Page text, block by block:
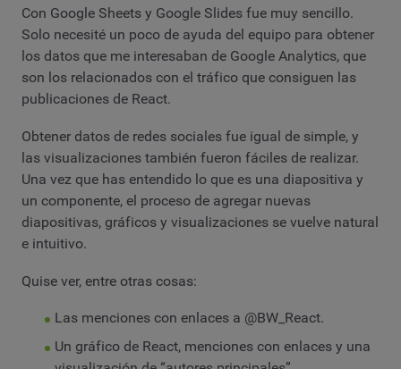
Con Google Sheets y Google Slides fue muy sencillo.
Solo necesité un poco de ayuda del equipo para obtener
los datos que me interesaban de Google Analytics, que
son los relacionados con el tráfico que consiguen las
publicaciones de React.
Obtener datos de redes sociales fue igual de simple, y
las visualizaciones también fueron fáciles de realizar.
Una vez que has entendido lo que es una diapositiva y
un componente, el proceso de agregar nuevas
diapositivas, gráficos y visualizaciones se vuelve natural
e intuitivo.
Quise ver, entre otras cosas:
Las menciones con enlaces a @BW_React.
Un gráfico de React, menciones con enlaces y una